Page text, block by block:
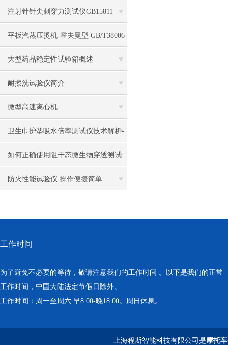
多管漩涡混匀仪
干燥箱 自然对流
高温鼓风干燥箱
恒温金属浴
恒温振荡器
精密鼓风干燥箱
精密恒温水槽
离心机
循环水槽
微孔板孵育器
仪-上海程斯专业为您解析
注射针针尖刺穿力测试仪GB15811—
2001 上海程斯-测试程序
平板汽蒸压烫机-霍夫曼型 GB/T38006-
2019 技术参数
大型药品稳定性试验箱概述
耐擦洗试验仪简介
微型高速离心机
卫生巾护垫吸水倍率测试仪技术解析-
上海程斯
如何正确使用阻干态微生物穿透测试
仪？——领域、方法与保养指南
防火性能试验仪 操作便捷简单
工作时间
为了避免不必要的等待，敬请注意我们的工作时间 。以下是我们的正常
工作时间，中国大陆法定节假日除外。
工作时间：周一至周六 早8:00-晚18:00。周日休息。
上海程斯智能科技有限公司是摩托